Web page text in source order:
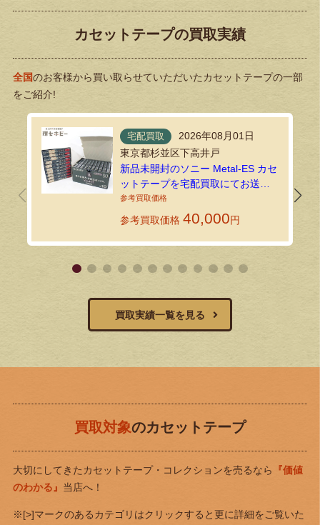
カセットテープの買取実績
全国のお客様から買い取らせていただいたカセットテープの一部
をご紹介!
宅配買取
2026年08月01日
東京都杉並区下高井戸
新品未開封のソニー Metal-ES カセ
ットテープを宅配買取にてお送り
いただきました！
参考買取価格 40,000円
買取実績一覧を見る
買取対象のカセットテープ
大切にしてきたカセットテープ・コレクションを売るなら
『価値
のわかる』 当店へ！
※[>]マークのあるカテゴリはクリックすると更に詳細をご覧いた